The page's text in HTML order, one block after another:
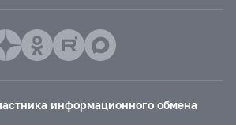
информационного обмена